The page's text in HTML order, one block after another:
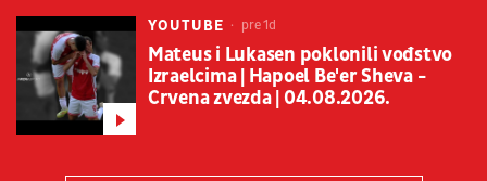
YOUTUBE pre 1d
Mateus i Lukasen poklonili vođstvo
Izraelcima | Hapoel Be'er Sheva -
Crvena zvezda | 04.08.2026.